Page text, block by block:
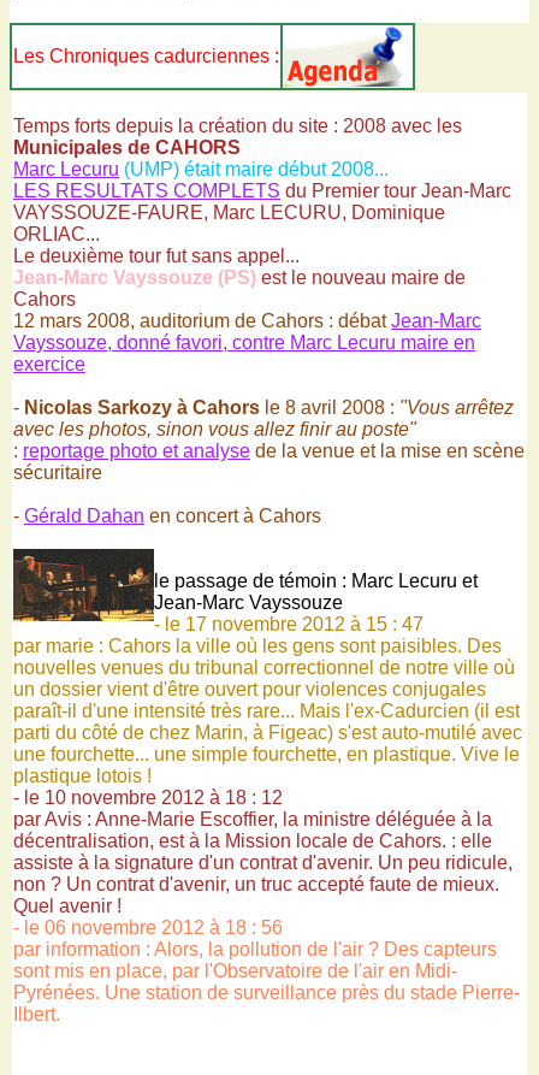
Les Chroniques cadurciennes :
Temps forts depuis la création du site : 2008 avec les
Municipales de CAHORS
Marc Lecuru (UMP) était maire début 2008...
LES RESULTATS COMPLETS du Premier tour Jean-Marc
VAYSSOUZE-FAURE, Marc LECURU, Dominique
ORLIAC...
Le deuxième tour fut sans appel...
Jean-Marc Vayssouze (PS) est le nouveau maire de
Cahors
12 mars 2008, auditorium de Cahors : débatJean-Marc
Vayssouze, donné favori, contre Marc Lecuru maire en
exercice
- Nicolas Sarkozy à Cahors le 8 avril 2008 : "Vous arrêtez
avec les photos, sinon vous allez finir au poste"
: reportage photo et analyse de la venue et la mise en scène
sécuritaire
- Gérald Dahan en concert à Cahors
le passage de témoin : Marc Lecuru et
Jean-Marc Vayssouze
- le 17 novembre 2012 à 15 : 47
par marie : Cahors la ville où les gens sont paisibles. Des
nouvelles venues du tribunal correctionnel de notre ville où
un dossier vient d'être ouvert pour violences conjugales
paraît-il d'une intensité très rare... Mais l'ex-Cadurcien (il est
parti du côté de chez Marin, à Figeac) s'est auto-mutilé avec
une fourchette... une simple fourchette, en plastique. Vive le
plastique lotois !
- le 10 novembre 2012 à 18 : 12
par Avis : Anne-Marie Escoffier, la ministre déléguée à la
décentralisation, est à la Mission locale de Cahors. : elle
assiste à la signature d'un contrat d'avenir. Un peu ridicule,
non ? Un contrat d'avenir, un truc accepté faute de mieux.
Quel avenir !
- le 06 novembre 2012 à 18 : 56
par information : Alors, la pollution de l'air ? Des capteurs
sont mis en place, par l'Observatoire de l'air en Midi-
Pyrénées. Une station de surveillance près du stade Pierre-
Ilbert.